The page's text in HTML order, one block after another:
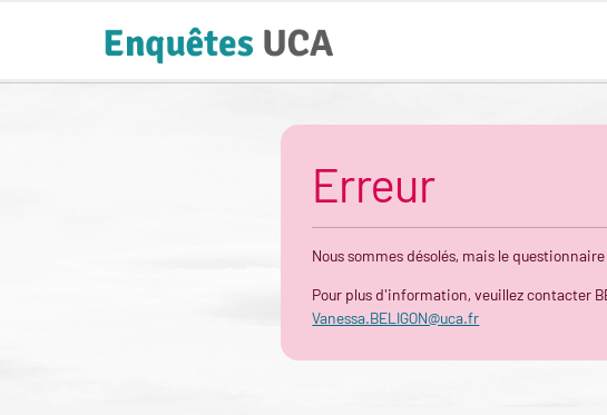
Erreur
Nous sommes désolés, mais le
Pour plus d'information, veuillez contacter
Vanessa.BELIGON@uca.fr